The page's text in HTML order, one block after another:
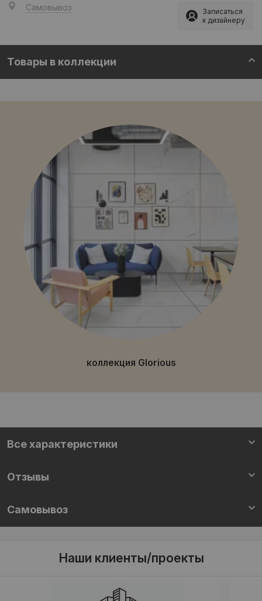
Самовывоз
Записаться
к дизайнеру
Товары в коллекции
коллекция Glorious
Все характеристики
Отзывы
Самовывоз
Наши клиенты/проекты